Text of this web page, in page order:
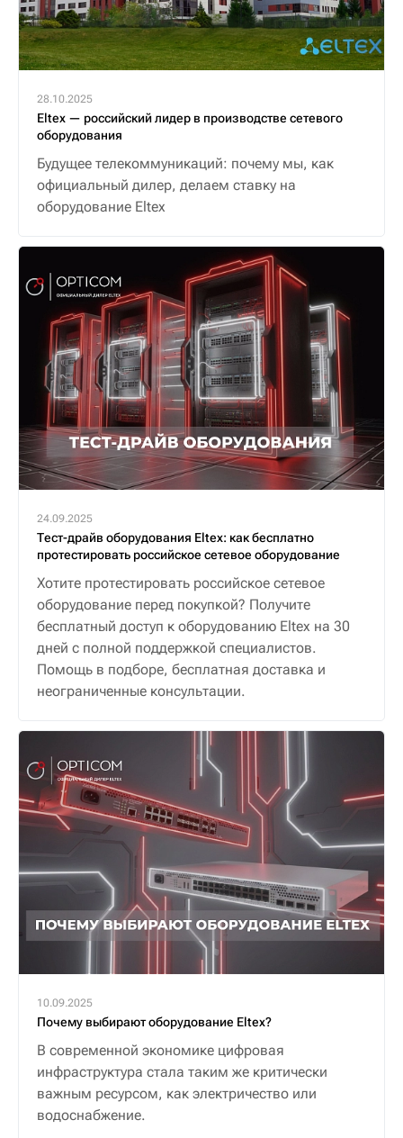
28.10.2025
Eltex — российский лидер в производстве сетевого
оборудования
Будущее телекоммуникаций: почему мы, как
официальный дилер, делаем ставку на
оборудование Eltex
24.09.2025
Тест-драйв оборудования Eltex: как бесплатно
протестировать российское сетевое оборудование
Хотите протестировать российское сетевое
оборудование перед покупкой? Получите
бесплатный доступ к оборудованию Eltex на 30
дней с полной поддержкой специалистов.
Помощь в подборе, бесплатная доставка и
неограниченные консультации.
10.09.2025
Почему выбирают оборудование Eltex?
В современной экономике цифровая
инфраструктура стала таким же критически
важным ресурсом, как электричество или
водоснабжение.